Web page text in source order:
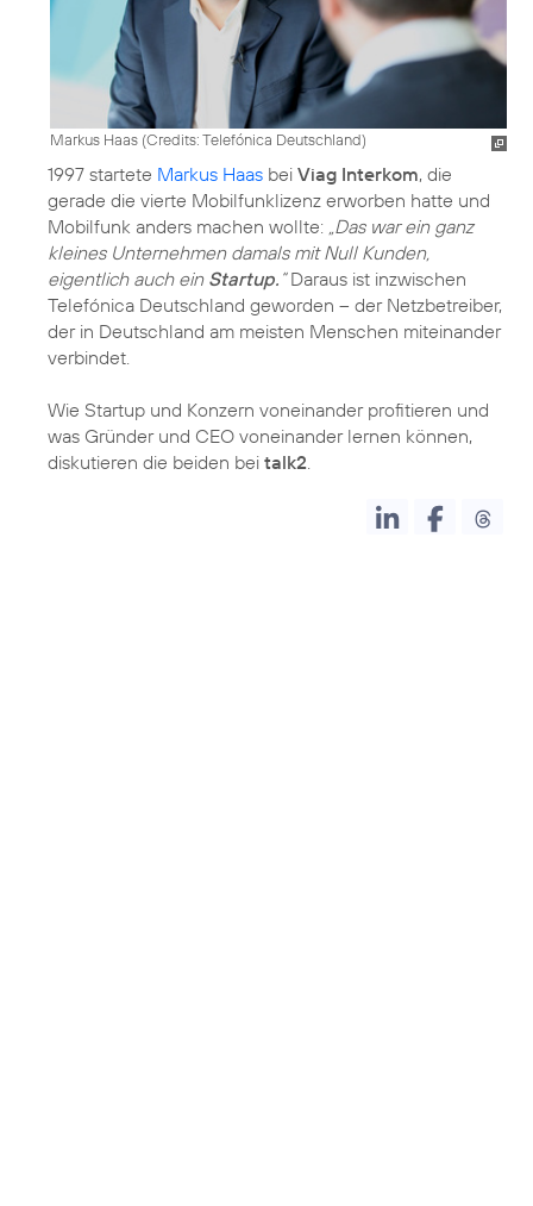
Markus Haas (Credits: Telefónica Deutschland)
1997 startete Markus Haas bei Viag Interkom, die
gerade die vierte Mobilfunklizenz erworben hatte und
Mobilfunk anders machen wollte: „Das war ein ganz
kleines Unternehmen damals mit Null Kunden,
eigentlich auch ein Startup. “Daraus ist inzwischen
Telefónica Deutschland geworden – der Netzbetreiber,
der in Deutschland am meisten Menschen miteinander
verbindet.
Wie Startup und Konzern voneinander profitieren und
was Gründer und CEO voneinander lernen können,
diskutieren die beiden bei talk2.